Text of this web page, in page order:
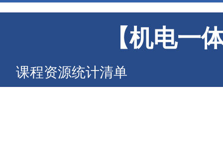
【机电一
课程资源统计清单